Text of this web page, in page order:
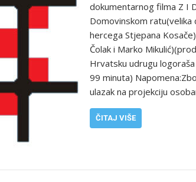
dokumentarnog filma Z I
Domovinskom
hercega Stjepana
Čolak i Marko
Hrvatsku udrugu
99 minuta)
ulazak na projekciju
ČITAJ VIŠE